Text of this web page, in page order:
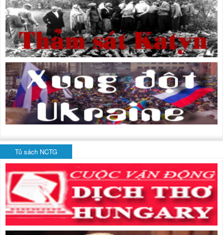
Tủ sách NCTG